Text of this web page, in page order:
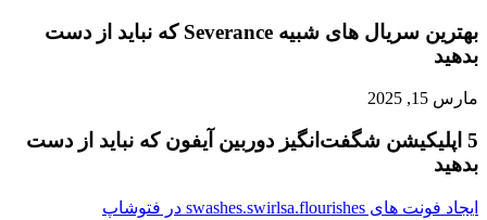
بهترین سریال های شبیه Severance که نباید از دست
بدهید
مارس 15, 2025
5 اپلیکیشن شگفت‌انگیز دوربین آیفون که نباید از دست
بدهید
ایجاد فونت های swashes.swirlsa.flourishes در فتوشاپ